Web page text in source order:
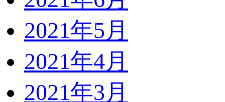
2021年5月
2021年4月
2021年3月